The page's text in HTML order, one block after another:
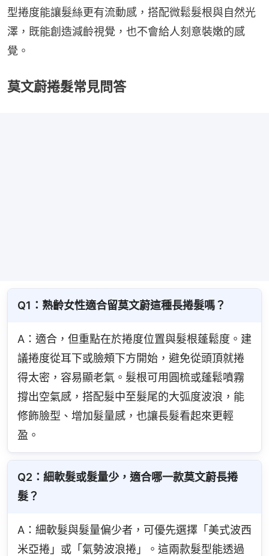
型捲度能讓髮絲更有流動感，搭配微鬆髮根與自然光
澤，既能創造減齡視覺，也不會給人刻意裝嫩的感
覺。
莫文蔚捲髮常見問答
Q1：熟齡女性適合留莫文蔚這種長捲髮嗎？
A：適合，但重點在於捲度位置與髮根蓬鬆度。建
議捲度從耳下或臉頰下方開始，避免從頭頂就捲
得太密，容易顯老氣。髮根可用圓梳或蓬鬆噴霧
撐出空氣感，搭配髮中至髮尾的大弧度波浪，能
修飾臉型、增加髮量感，也讓長髮看起來更輕
盈。
Q2：細軟髮或髮量少，適合哪一款莫文蔚長捲
髮？
A：細軟髮與髮量偏少者，可優先選擇「美式波西
米亞捲」或「氣勢波浪捲」。這兩款髮型能透過